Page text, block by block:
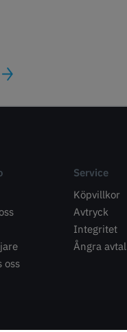
oss
Service
Köpvillkor
Avtryck
Integritet
Ångra avtal